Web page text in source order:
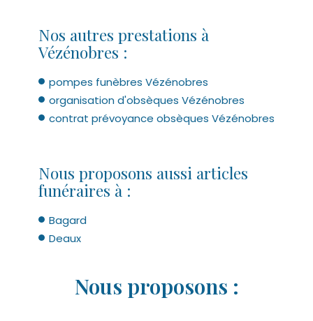
Nos autres prestations à
Vézénobres :
pompes funèbres Vézénobres
organisation d'obsèques Vézénobres
contrat prévoyance obsèques Vézénobres
Nous proposons aussi articles
funéraires à :
Bagard
Deaux
Nous proposons :